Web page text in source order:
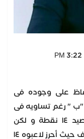
على وجوده فى
"ب " رغم تساويه فى
النقاط مع فريق منتخب السويس برصيد ١٤ نقطة و لكن
يتفوق الفريق البورسعيدى بعدد الأهداف حيث أحرز لاعبوه ١٤